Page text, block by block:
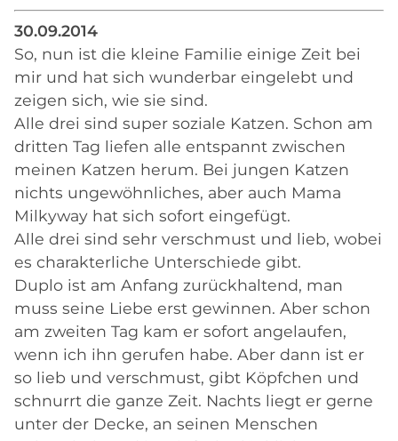
30.09.2014
So, nun ist die kleine Familie einige Zeit bei
mir und hat sich wunderbar eingelebt und
zeigen sich, wie sie sind.
Alle drei sind super soziale Katzen. Schon am
dritten Tag liefen alle entspannt zwischen
meinen Katzen herum. Bei jungen Katzen
nichts ungewöhnliches, aber auch Mama
Milkyway hat sich sofort eingefügt.
Alle drei sind sehr verschmust und lieb, wobei
es charakterliche Unterschiede gibt.
Duplo ist am Anfang zurückhaltend, man
muss seine Liebe erst gewinnen. Aber schon
am zweiten Tag kam er sofort angelaufen,
wenn ich ihn gerufen habe. Aber dann ist er
so lieb und verschmust, gibt Köpfchen und
schnurrt die ganze Zeit. Nachts liegt er gerne
unter der Decke, an seinen Menschen